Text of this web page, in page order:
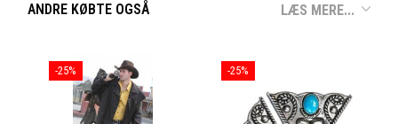
LÆS MERE...
ANDRE KØBTE OGSÅ
-25% -25%